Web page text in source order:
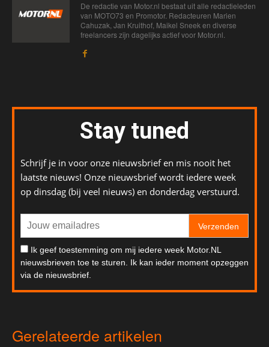
De redactie van Motor.nl bestaat uit alle redactieleden
van MOTO73 en Promotor. Redacteuren Marien
Cahuzak, Jan Kruithof, Maikel Sneek en diverse
freelancers zijn dagelijks actief voor Motor.nl.
Stay tuned
Schrijf je in voor onze nieuwsbrief en mis nooit het
laatste nieuws! Onze nieuwsbrief wordt iedere week
op dinsdag (bij veel nieuws) en donderdag verstuurd.
Verzenden
Ik geef toestemming om mij iedere week Motor.NL
nieuwsbrieven toe te sturen. Ik kan ieder moment opzeggen
via de nieuwsbrief.
Gerelateerde artikelen